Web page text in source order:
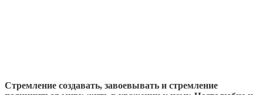
Стремление создавать, завоевывать и стремление